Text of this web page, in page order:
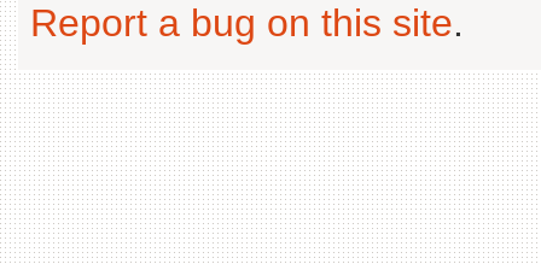
Report a bug on this site.